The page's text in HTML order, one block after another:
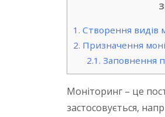
1. Створення видів
2. Призначення
2.1. Заповнення
Моніторинг – це
застосовується,